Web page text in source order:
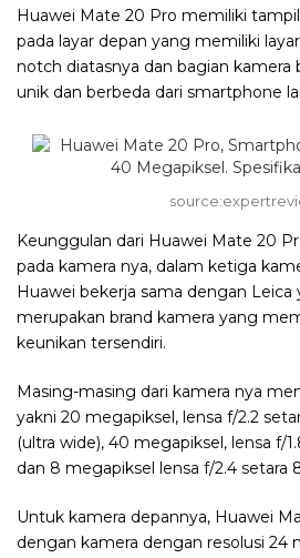
Huawei Mate 20 Pro memiliki
pada layar depan yang memiliki
notch diatasnya dan bagian kamera
unik dan berbeda dari smartphone
Keunggulan dari Huawei Mate 20
pada kamera nya, dalam ketiga
Huawei bekerja sama dengan Leica
merupakan brand kamera yang
keunikan tersendiri.
Masing-masing dari kamera nya
yakni 20 megapiksel, lensa f/2.2
(ultra wide), 40 megapiksel, lensa f/
dan 8 megapiksel lensa f/2.4
Untuk kamera depannya, Huawei
dengan kamera dengan resolusi 24